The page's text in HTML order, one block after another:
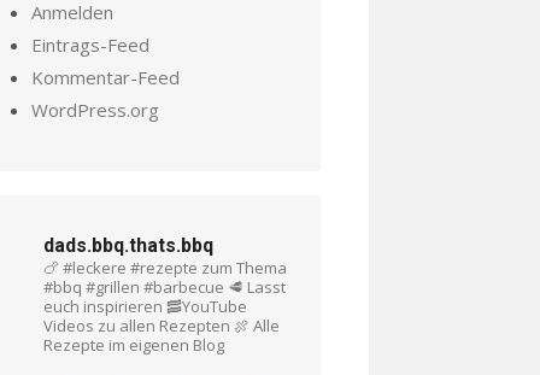
Anmelden
Eintrags-Feed
Kommentar-Feed
WordPress.org
dads.bbq.thats.bbq
🍗 #leckere #rezepte zum Thema
#bbq #grillen #barbecue 🥩 Lasst
euch inspirieren 🥓YouTube
Videos zu allen Rezepten 🍖 Alle
Rezepte im eigenen Blog